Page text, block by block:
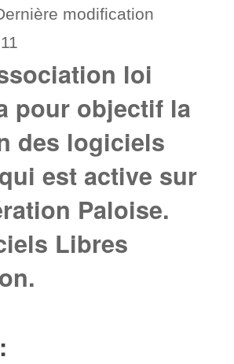
modification
loi
pour objectif la
des logiciels
est active sur
Paloise.
Libres